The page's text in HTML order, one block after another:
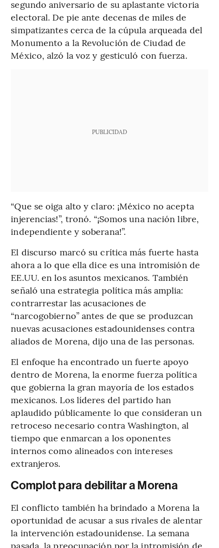
segundo aniversario de su aplastante victoria
electoral. De pie ante decenas de miles de
simpatizantes cerca de la cúpula arqueada del
Monumento a la Revolución de Ciudad de
México, alzó la voz y gesticuló con fuerza.
PUBLICIDAD
“Que se oiga alto y claro: ¡México no acepta
injerencias!”, tronó. “¡Somos una nación libre,
independiente y soberana!”.
El discurso marcó su crítica más fuerte hasta
ahora a lo que ella dice es una intromisión de
EE.UU. en los asuntos mexicanos. También
señaló una estrategia política más amplia:
contrarrestar las acusaciones de
“narcogobierno” antes de que se produzcan
nuevas acusaciones estadounidenses contra
aliados de Morena, dijo una de las personas.
El enfoque ha encontrado un fuerte apoyo
dentro de Morena, la enorme fuerza política
que gobierna la gran mayoría de los estados
mexicanos. Los líderes del partido han
aplaudido públicamente lo que consideran un
retroceso necesario contra Washington, al
tiempo que enmarcan a los oponentes
internos como alineados con intereses
extranjeros.
Complot para debilitar a Morena
El conflicto también ha brindado a Morena la
oportunidad de acusar a sus rivales de alentar
la intervención estadounidense. La semana
pasada, la preocupación por la intromisión de